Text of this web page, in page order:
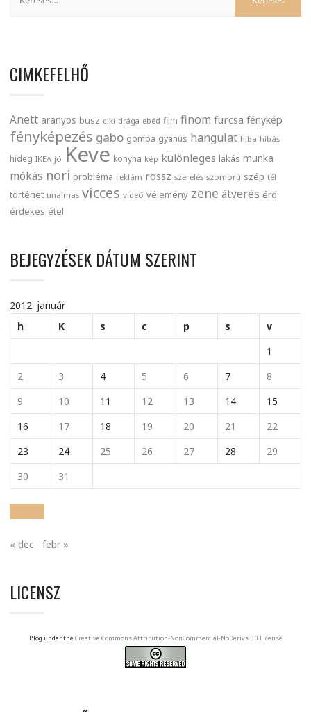
CIMKEFELHŐ
Anett aranyos busz ciki drága ebéd film finom furcsa fénykép
fényképezés gabo gomba gyanús hangulat hiba hibás
hideg IKEA jó Keve konyha kép különleges lakás munka
mókás nori probléma reklám rossz szerelés szomorú szép tél
történet unalmas vicces videó vélemény zene átverés érd
érdekes étel
BEJEGYZÉSEK DÁTUM SZERINT
2012. január
h
K s c p s
v
1
2
3 4 5 6 7
8
9
10 11 12 13 14
15
16
17 18 19 20 21
22
23
24 25 26 27 28
29
30
31
« dec febr »
LICENSZ
Blog under the Creative Commons Attribution-NonCommercial-NoDerivs 3.0 License